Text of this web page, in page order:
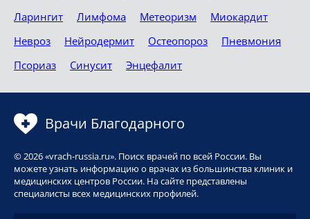
Ларингит
Лимфома Метеоризм
Миокардит
Невроз
Нейродермит Остеопороз
Пневмония
Псориаз
Синусит Энцефалит
Врачи Благодарного
© 2026 «vrach-russia.ru». Поиск врачей по всей России. Вы
можете узнать информацию о врачах из большинства клиник и
медицинских центров России. На сайте представлены
специалисты всех медицинских профилей.